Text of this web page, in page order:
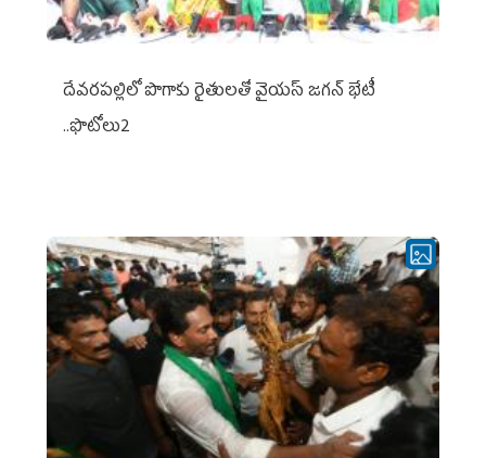
దేవరపల్లిలో పొగాకు రైతులతో వైయస్ జగన్ భేటీ
..ఫొటోలు2